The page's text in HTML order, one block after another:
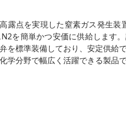
露点を実現した窒素ガス発生
を簡単かつ安価に供給します
を標準装備しており、安定供給
分野で幅広く活躍できる製品で